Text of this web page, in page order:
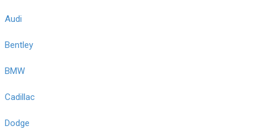
Audi
Bentley
BMW
Cadillac
Dodge